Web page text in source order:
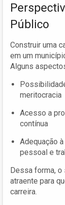
Público
Construir uma
em um
Alguns
meritocracia
Acesso a
contínua
Adequação
pessoal e
Dessa forma,
atraente para
carreira.